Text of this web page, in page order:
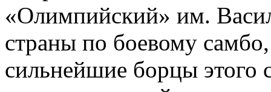
«Олимпийский» им.
страны по боевому
сильнейшие борцы этого